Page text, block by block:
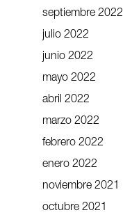
septiembre 2022
julio 2022
junio 2022
mayo 2022
abril 2022
marzo 2022
febrero 2022
enero 2022
noviembre 2021
octubre 2021